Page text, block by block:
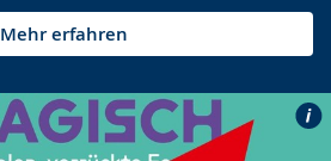
Mehr erfahren